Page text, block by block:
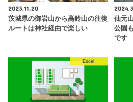
2023.11.20
茨城県の御岩山から高鈴山の往復
ルートは神社経由で楽しい
仙元
公園
です
Excel